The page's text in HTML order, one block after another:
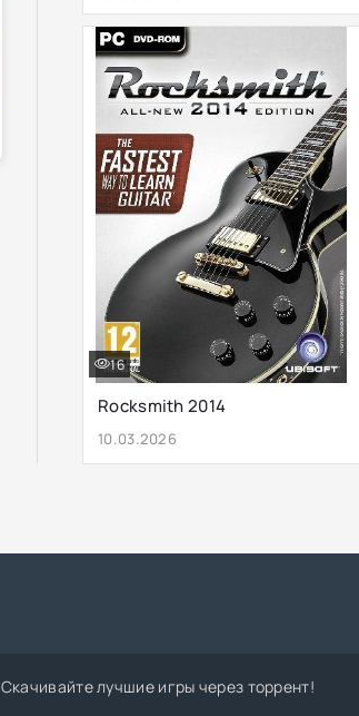
Rocksmith 2014
10.03.2026
16
Скачивайте лучшие игры через торрент!